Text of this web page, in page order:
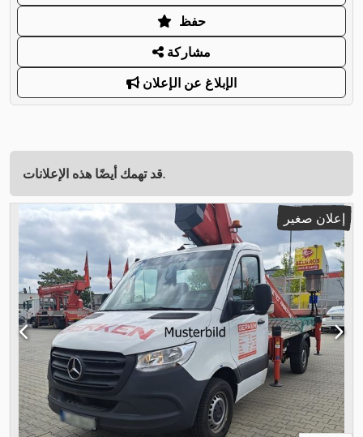
حفظ
مشاركة
الإبلاغ عن الإعلان
قد تهمك أيضًا هذه الإعلانات.
إعلان صغير